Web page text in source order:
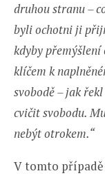
druhou stranu –
byli ochotni ji
kdyby přemýšlení
klíčem k
svobodě – jak
cvičit svobodu.
nebýt otrokem.“
V tomto případě